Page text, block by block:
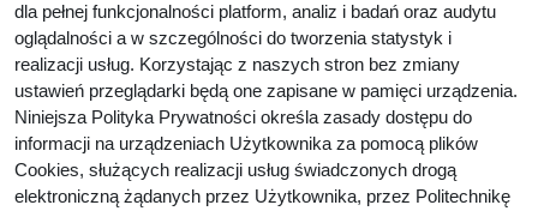
dla pełnej funkcjonalności platform, analiz i badań oraz audytu
oglądalności a w szczególności do tworzenia statystyk i
realizacji usług. Korzystając z naszych stron bez zmiany
ustawień przeglądarki będą one zapisane w pamięci urządzenia.
Niniejsza Polityka Prywatności określa zasady dostępu do
informacji na urządzeniach Użytkownika za pomocą plików
Cookies, służących realizacji usług świadczonych drogą
elektroniczną żądanych przez Użytkownika, przez Politechnikę